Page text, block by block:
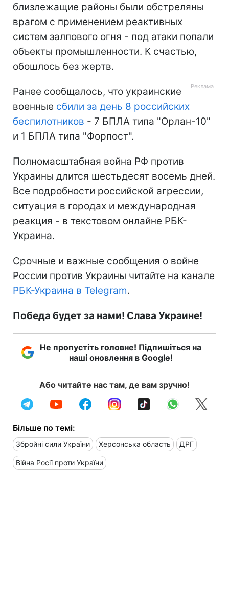
близлежащие районы были обстреляны
врагом с применением реактивных
систем залпового огня - под атаки попали
объекты промышленности. К счастью,
обошлось без жертв.
Ранее сообщалось, что украинские
военные сбили за день 8 российских
беспилотников - 7 БПЛА типа "Орлан-10"
и 1 БПЛА типа "Форпост".
Полномасштабная война РФ против
Украины длится шестьдесят восемь дней.
Все подробности российской агрессии,
ситуация в городах и международная
реакция - в текстовом онлайне РБК-
Украина.
Срочные и важные сообщения о войне
России против Украины читайте на канале
РБК-Украина в Telegram.
Победа будет за нами! Слава Украине!
Не пропустіть головне! Підпишіться на
наші оновлення в Google!
Або читайте нас там, де вам зручно!
Більше по темі:
Збройні сили України Херсонська область ДРГ
Війна Росії проти України